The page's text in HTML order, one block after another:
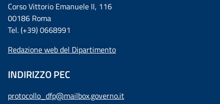
Corso Vittorio Emanuele II, 116
00186 Roma
Tel. (+39) 0668991
Redazione web del Dipartimento
INDIRIZZO PEC
protocollo_dfp@mailbox.governo.it